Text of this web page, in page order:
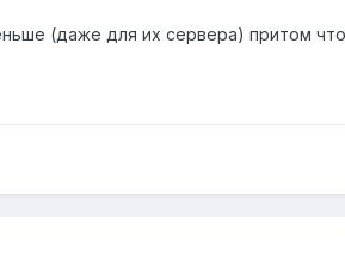
(даже для их сервера) притом